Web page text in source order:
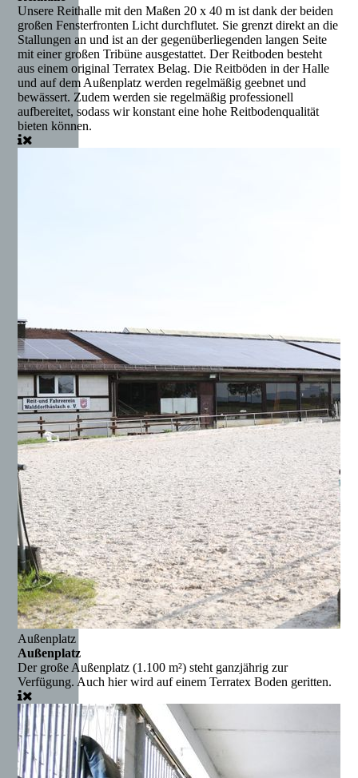
Unsere Reithalle mit den Maßen 20 x 40 m ist dank der beiden
großen Fensterfronten Licht durchflutet. Sie grenzt direkt an die
Stallungen an und ist an der gegenüberliegenden langen Seite
mit einer großen Tribüne ausgestattet. Der Reitboden besteht
aus einem original Terratex Belag. Die Reitböden in der Halle
und auf dem Außenplatz werden regelmäßig geebnet und
bewässert. Zudem werden sie regelmäßig professionell
aufbereitet, sodass wir konstant eine hohe Reitbodenqualität
bieten können.
Außenplatz
Außenplatz
Der große Außenplatz (1.100 m²) steht ganzjährig zur
Verfügung. Auch hier wird auf einem Terratex Boden geritten.